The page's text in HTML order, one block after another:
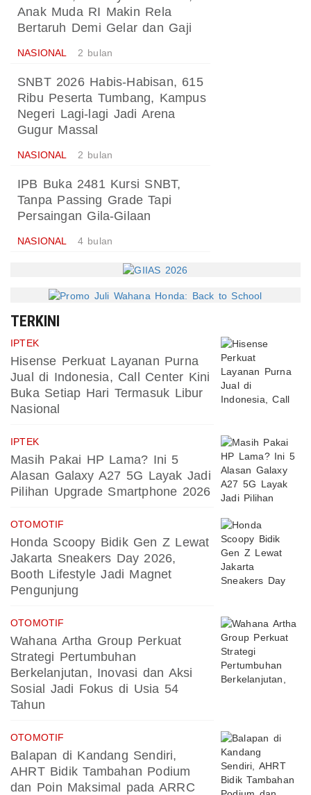
Anak Muda RI Makin Rela
Bertaruh Demi Gelar dan Gaji
NASIONAL 2 bulan
SNBT 2026 Habis-Habisan, 615
Ribu Peserta Tumbang, Kampus
Negeri Lagi-lagi Jadi Arena
Gugur Massal
NASIONAL 2 bulan
IPB Buka 2481 Kursi SNBT,
Tanpa Passing Grade Tapi
Persaingan Gila-Gilaan
NASIONAL 4 bulan
TERKINI
IPTEK
Hisense Perkuat Layanan Purna
Jual di Indonesia, Call Center Kini
Buka Setiap Hari Termasuk Libur
Nasional
IPTEK
Masih Pakai HP Lama? Ini 5
Alasan Galaxy A27 5G Layak Jadi
Pilihan Upgrade Smartphone 2026
OTOMOTIF
Honda Scoopy Bidik Gen Z Lewat
Jakarta Sneakers Day 2026,
Booth Lifestyle Jadi Magnet
Pengunjung
OTOMOTIF
Wahana Artha Group Perkuat
Strategi Pertumbuhan
Berkelanjutan, Inovasi dan Aksi
Sosial Jadi Fokus di Usia 54
Tahun
OTOMOTIF
Balapan di Kandang Sendiri,
AHRT Bidik Tambahan Podium
dan Poin Maksimal pada ARRC